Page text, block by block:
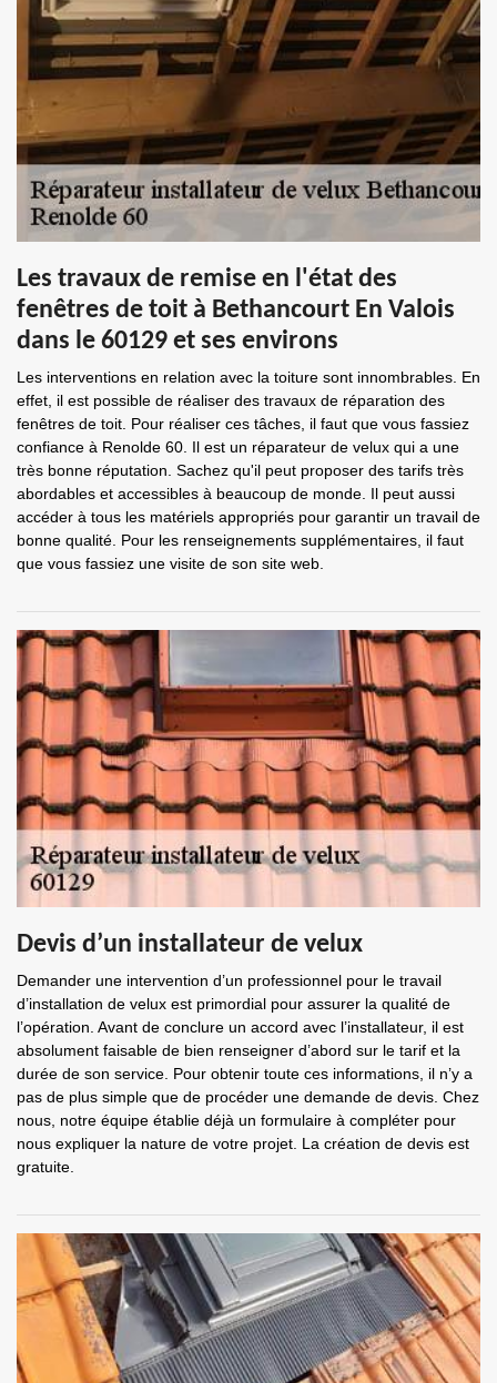
Les travaux de remise en l'état des
fenêtres de toit à Bethancourt En Valois
dans le 60129 et ses environs
Les interventions en relation avec la toiture sont innombrables. En
effet, il est possible de réaliser des travaux de réparation des
fenêtres de toit. Pour réaliser ces tâches, il faut que vous fassiez
confiance à Renolde 60. Il est un réparateur de velux qui a une
très bonne réputation. Sachez qu'il peut proposer des tarifs très
abordables et accessibles à beaucoup de monde. Il peut aussi
accéder à tous les matériels appropriés pour garantir un travail de
bonne qualité. Pour les renseignements supplémentaires, il faut
que vous fassiez une visite de son site web.
Devis d’un installateur de velux
Demander une intervention d’un professionnel pour le travail
d’installation de velux est primordial pour assurer la qualité de
l’opération. Avant de conclure un accord avec l’installateur, il est
absolument faisable de bien renseigner d’abord sur le tarif et la
durée de son service. Pour obtenir toute ces informations, il n’y a
pas de plus simple que de procéder une demande de devis. Chez
nous, notre équipe établie déjà un formulaire à compléter pour
nous expliquer la nature de votre projet. La création de devis est
gratuite.